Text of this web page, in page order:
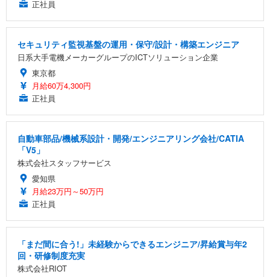
正社員
セキュリティ監視基盤の運用・保守/設計・構築エンジニア
日系大手電機メーカーグループのICTソリューション企業
東京都
月給60万4,300円
正社員
自動車部品/機械系設計・開発/エンジニアリング会社/CATIA
「V5」
株式会社スタッフサービス
愛知県
月給23万円～50万円
正社員
「まだ間に合う!」未経験からできるエンジニア/昇給賞与年2
回・研修制度充実
株式会社RIOT